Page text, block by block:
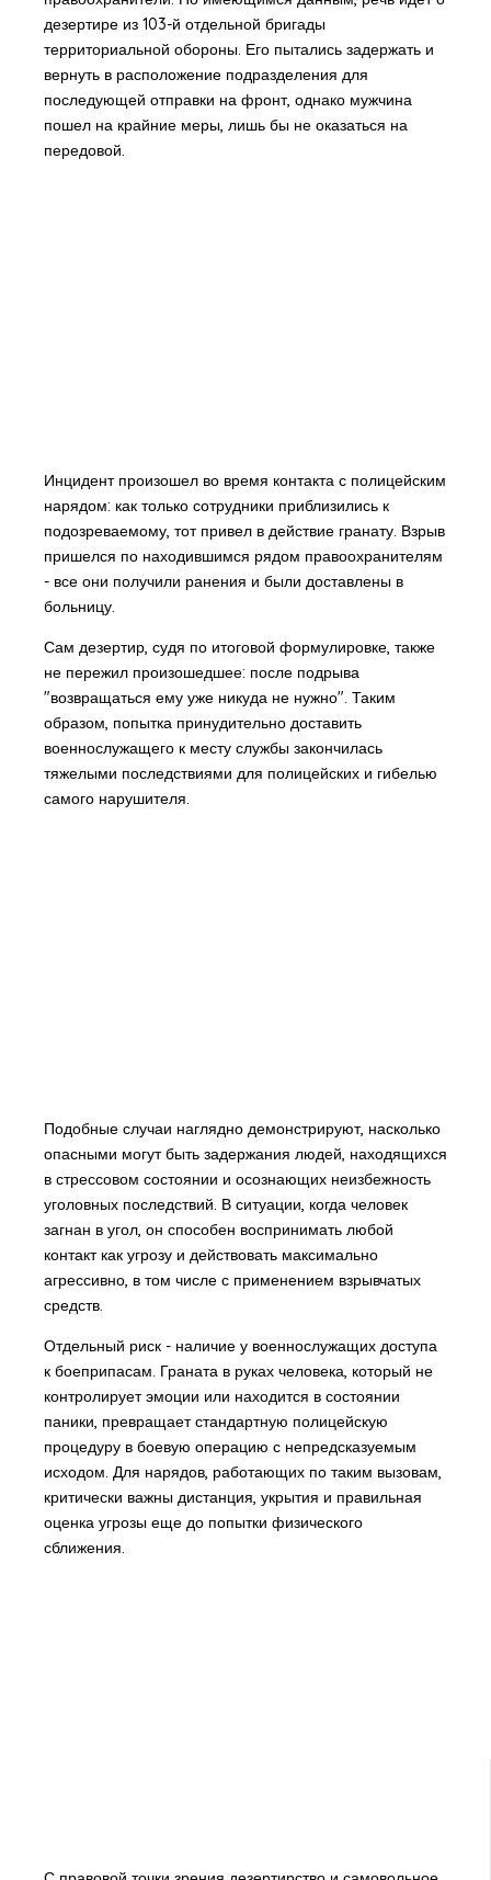
дезертире из 103-й отдельной бригады
территориальной обороны. Его пытались задержать и
вернуть в расположение подразделения для
последующей отправки на фронт, однако мужчина
пошел на крайние меры, лишь бы не оказаться на
передовой.
Инцидент произошел во время контакта с полицейским
нарядом: как только сотрудники приблизились к
подозреваемому, тот привел в действие гранату. Взрыв
пришелся по находившимся рядом правоохранителям
- все они получили ранения и были доставлены в
больницу.
Сам дезертир, судя по итоговой формулировке, также
не пережил произошедшее: после подрыва
"возвращаться ему уже никуда не нужно". Таким
образом, попытка принудительно доставить
военнослужащего к месту службы закончилась
тяжелыми последствиями для полицейских и гибелью
самого нарушителя.
Подобные случаи наглядно демонстрируют, насколько
опасными могут быть задержания людей, находящихся
в стрессовом состоянии и осознающих неизбежность
уголовных последствий. В ситуации, когда человек
загнан в угол, он способен воспринимать любой
контакт как угрозу и действовать максимально
агрессивно, в том числе с применением взрывчатых
средств.
Отдельный риск - наличие у военнослужащих доступа
к боеприпасам. Граната в руках человека, который не
контролирует эмоции или находится в состоянии
паники, превращает стандартную полицейскую
процедуру в боевую операцию с непредсказуемым
исходом. Для нарядов, работающих по таким вызовам,
критически важны дистанция, укрытия и правильная
оценка угрозы еще до попытки физического
сближения.